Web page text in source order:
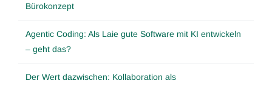
Bürokonzept
Agentic Coding: Als Laie gute Software mit KI entwickeln
– geht das?
Der Wert dazwischen: Kollaboration als